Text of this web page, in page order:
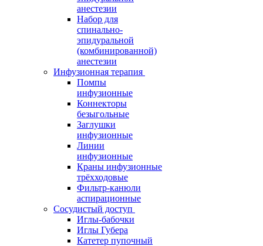
анестезии
Набор для
спинально-
эпидуральной
(комбинированной)
анестезии
Инфузионная терапия
Помпы
инфузионные
Коннекторы
безыгольные
Заглушки
инфузионные
Линии
инфузионные
Краны инфузионные
трёхходовые
Фильтр-канюли
аспирационные
Сосудистый доступ
Иглы-бабочки
Иглы Губера
Катетер пупочный